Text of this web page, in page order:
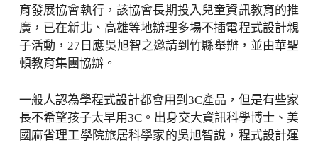
育發展協會執行，該協會長期投入兒童資訊教育的推
廣，已在新北、高雄等地辦理多場不插電程式設計親
子活動，27日應吳旭智之邀請到竹縣舉辦，並由華聖
頓教育集團協辦。
一般人認為學程式設計都會用到3C產品，但是有些家
長不希望孩子太早用3C。出身交大資訊科學博士、美
國麻省理工學院旅居科學家的吳旭智說，程式設計運